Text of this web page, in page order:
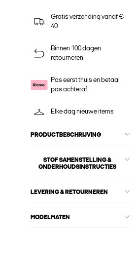
Gratis verzending vanaf €
40
Binnen 100 dagen
retourneren
Pas eerst thuis en betaal
pas achteraf
Elke dag nieuwe items
PRODUCTBESCHRIJVING
STOF SAMENSTELLING &
ONDERHOUDSINSTRUCTIES
LEVERING & RETOURNEREN
MODELMATEN